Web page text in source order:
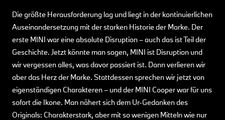
Die größte Herausforderung lag und liegt in der kontinuierlichen
Auseinandersetzung mit der starken Historie der Marke. Der
erste MINI war eine absolute Disruption – auch das ist Teil der
Geschichte. Jetzt könnte man sagen, MINI ist Disruption und
wir vergessen alles, was davor passiert ist. Dann verlieren wir
aber das Herz der Marke. Stattdessen sprechen wir jetzt von
eigenständigen Charakteren – und der MINI Cooper war für uns
sofort die Ikone. Man nähert sich dem Ur-Gedanken des
Originals: Charakterstark, aber mit so wenigen Mitteln wie nur